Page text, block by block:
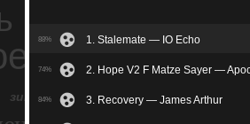
ностальгия
зимний экстрим
88% 1. Stalemate — IO Echo
74% 2. Hope V2 F Matze Sayer —
84% 3. Recovery — James Arthur